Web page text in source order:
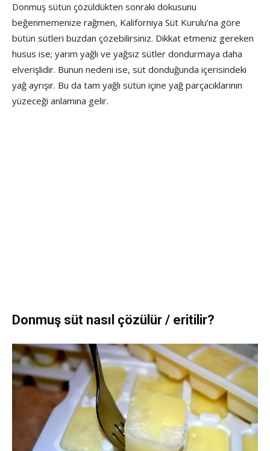
Donmuş sütün çözüldükten sonraki dokusunu
beğenmemenize rağmen, Kaliforniya Süt Kurulu’na göre
bütün sütleri buzdan çözebilirsiniz. Dikkat etmeniz gereken
husus ise; yarım yağlı ve yağsız sütler dondurmaya daha
elverişlidir. Bunun nedeni ise, süt donduğunda içerisindeki
yağ ayrışır. Bu da tam yağlı sütün içine yağ parçacıklarının
yüzeceği anlamına gelir.
Donmuş süt nasıl çözülür / eritilir?